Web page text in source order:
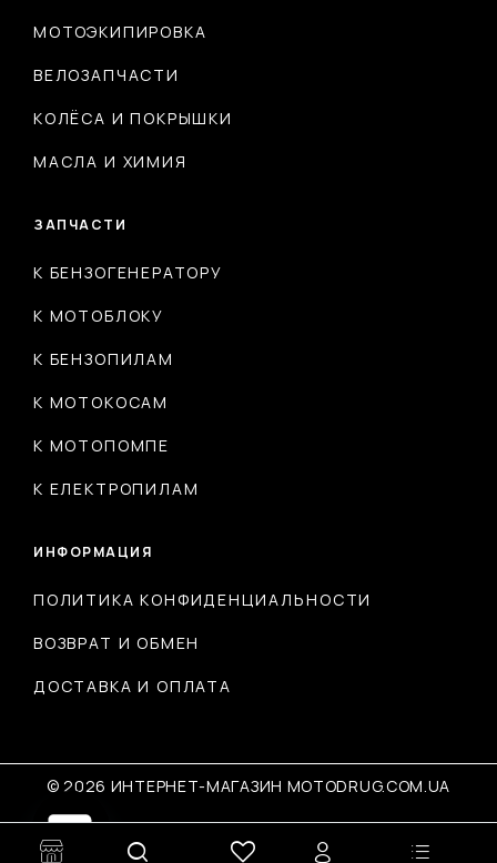
МОТОЭКИПИРОВКА
ВЕЛОЗАПЧАСТИ
КОЛЁСА И ПОКРЫШКИ
МАСЛА И ХИМИЯ
ЗАПЧАСТИ
К БЕНЗОГЕНЕРАТОРУ
К МОТОБЛОКУ
К БЕНЗОПИЛАМ
К МОТОКОСАМ
К МОТОПОМПЕ
К ЕЛЕКТРОПИЛАМ
ИНФОРМАЦИЯ
ПОЛИТИКА КОНФИДЕНЦИАЛЬНОСТИ
ВОЗВРАТ И ОБМЕН
ДОСТАВКА И ОПЛАТА
© 2026 ИНТЕРНЕТ-МАГАЗИН MOTODRUG.COM.UA